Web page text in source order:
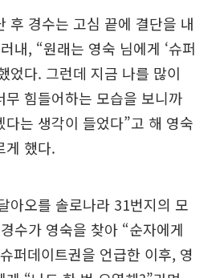
후 경수는 고심 끝에 결단을 내
내, “원래는 영숙 님에게 ‘슈퍼
었다. 그런데 지금 나를 많이
무 힘들어하는 모습을 보니까
는 생각이 들었다”고 해 영숙
게 했다.
아오를 솔로나라 31번지의 모
수가 영숙을 찾아 “순자에게
퍼데이트권을 언급한 이후, 영